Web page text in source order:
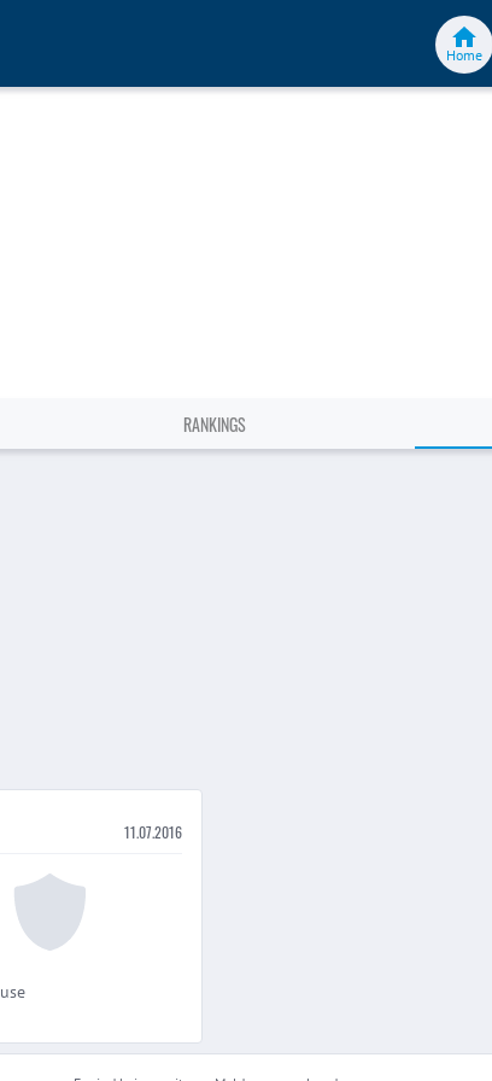
Home
RANKINGS
11.07.2016